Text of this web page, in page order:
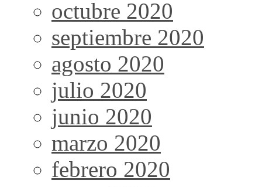
octubre 2020
septiembre 2020
agosto 2020
julio 2020
junio 2020
marzo 2020
febrero 2020